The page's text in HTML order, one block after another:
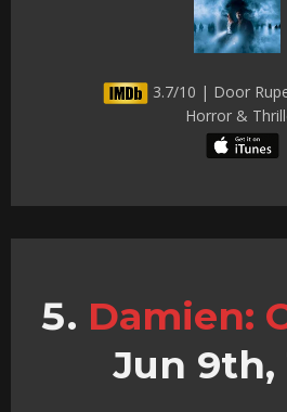
3.7/10 | Door
Horror &
Damien:
Jun 9th,